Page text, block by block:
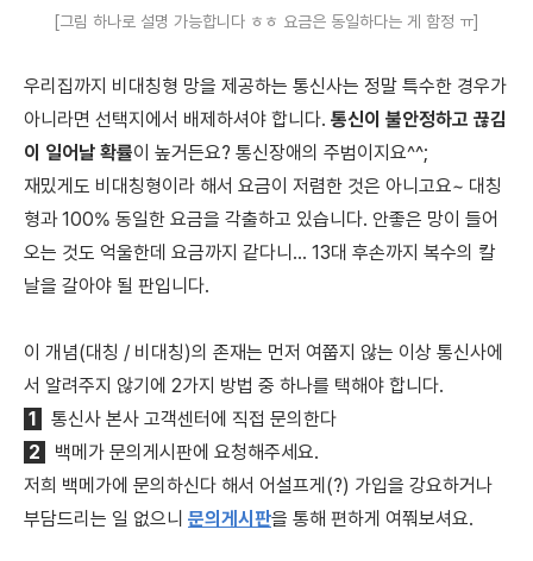
[그림 하나로 설명 가능합니다 ㅎㅎ 요금은 동일하다는 게 함정 ㅠ]
우리집까지 비대칭형 망을 제공하는 통신사는 정말 특수한 경우가
아니라면 선택지에서 배제하셔야 합니다. 통신이 불안정하고 끊김
이 일어날 확률이 높거든요? 통신장애의 주범이지요^^;
재밌게도 비대칭형이라 해서 요금이 저렴한 것은 아니고요~ 대칭
형과 100% 동일한 요금을 각출하고 있습니다. 안좋은 망이 들어
오는 것도 억울한데 요금까지 같다니... 13대 후손까지 복수의 칼
날을 갈아야 될 판입니다.
이 개념(대칭 / 비대칭)의 존재는 먼저 여쭙지 않는 이상 통신사에
서 알려주지 않기에 2가지 방법 중 하나를 택해야 합니다.
1
통신사 본사 고객센터에 직접 문의한다
2
백메가 문의게시판에 요청해주세요.
저희 백메가에 문의하신다 해서 어설프게(?) 가입을 강요하거나
부담드리는 일 없으니 문의게시판을 통해 편하게 여쭤보셔요.